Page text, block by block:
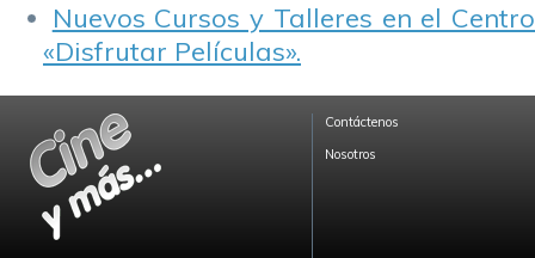
Nuevos Cursos y Talleres en el
«Disfrutar Películas».
Contáctenos
Nosotros